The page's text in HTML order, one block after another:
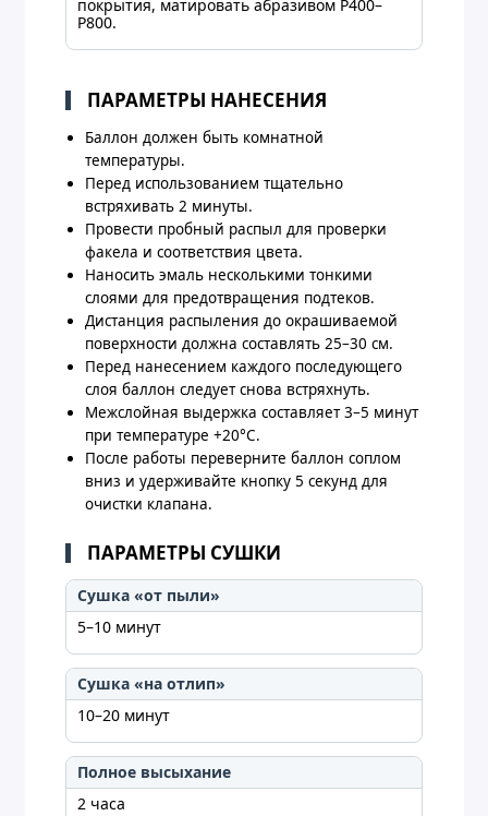
покрытия, матировать абразивом P400–
P800.
ПАРАМЕТРЫ НАНЕСЕНИЯ
Баллон должен быть комнатной
температуры.
Перед использованием тщательно
встряхивать 2 минуты.
Провести пробный распыл для проверки
факела и соответствия цвета.
Наносить эмаль несколькими тонкими
слоями для предотвращения подтеков.
Дистанция распыления до окрашиваемой
поверхности должна составлять 25–30 см.
Перед нанесением каждого последующего
слоя баллон следует снова встряхнуть.
Межслойная выдержка составляет 3–5 минут
при температуре +20°C.
После работы переверните баллон соплом
вниз и удерживайте кнопку 5 секунд для
очистки клапана.
ПАРАМЕТРЫ СУШКИ
Сушка «от пыли»
5–10 минут
Сушка «на отлип»
10–20 минут
Полное высыхание
2 часа